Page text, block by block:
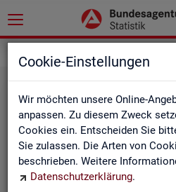
Cookie-Einstellungen
Wir möchten unsere Online-
anpassen. Zu diesem Zweck
Cookies ein. Entscheiden Sie
Sie zulassen. Die Arten von
beschrieben. Weitere
Datenschutzerklärung.